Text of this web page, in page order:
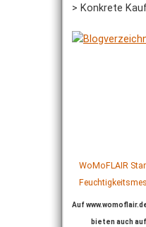
> Konkrete
WoMoFLAIR
Auf
bieten auch